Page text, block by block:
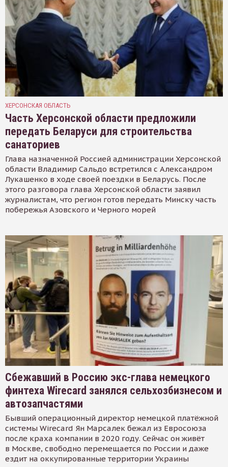
ХЕРСОНСКАЯ ОБЛАСТЬ
Часть Херсонской области предложили
передать Беларуси для строительства
санаториев
Глава назначенной Россией администрации Херсонской
области Владимир Сальдо встретился с Александром
Лукашенко в ходе своей поездки в Беларусь. После
этого разговора глава Херсонской области заявил
журналистам, что регион готов передать Минску часть
побережья Азовского и Черного морей
Сбежавший в Россию экс-глава немецкого
финтеха Wirecard занялся сельхозбизнесом и
автозапчастями
Бывший операционный директор немецкой платёжной
системы Wirecard Ян Марсалек бежал из Евросоюза
после краха компании в 2020 году. Сейчас он живёт
в Москве, свободно перемещается по России и даже
ездит на оккупированные территории Украины